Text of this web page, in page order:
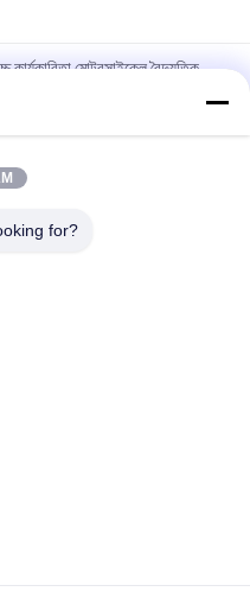
কার্যকারিতা মোটরসাইকেল বৈদ্যুতিক
সংযোগকারী ক্রিস 100 ভাল
for?